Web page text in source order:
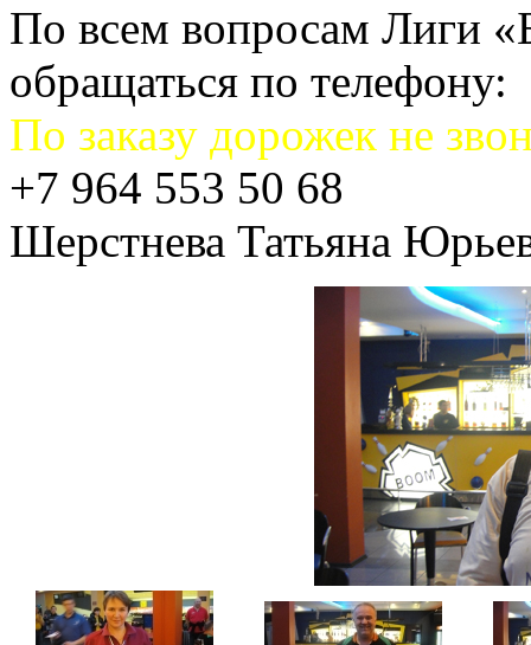
По всем вопросам Лиги
обращаться по телефону:
По заказу дорожек не
+7 964 553 50 68
Шерстнева Татьяна